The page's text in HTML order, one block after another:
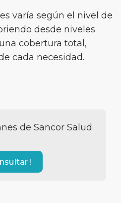
varía según el nivel de
desde niveles
cobertura total,
cada necesidad.
de Sancor Salud
!